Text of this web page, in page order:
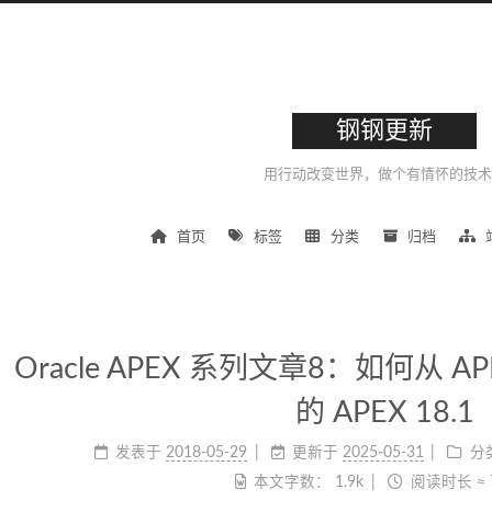
钢钢更新
用行动改变世界，做个有情怀的技
首页 标签 分类 归档
Oracle APEX 系列文章8：如何从
的 APEX 18.1
发表于 2018-05-29 更新于 2025-05-31
分
本文字数：
1.9k 阅读时长 ≈